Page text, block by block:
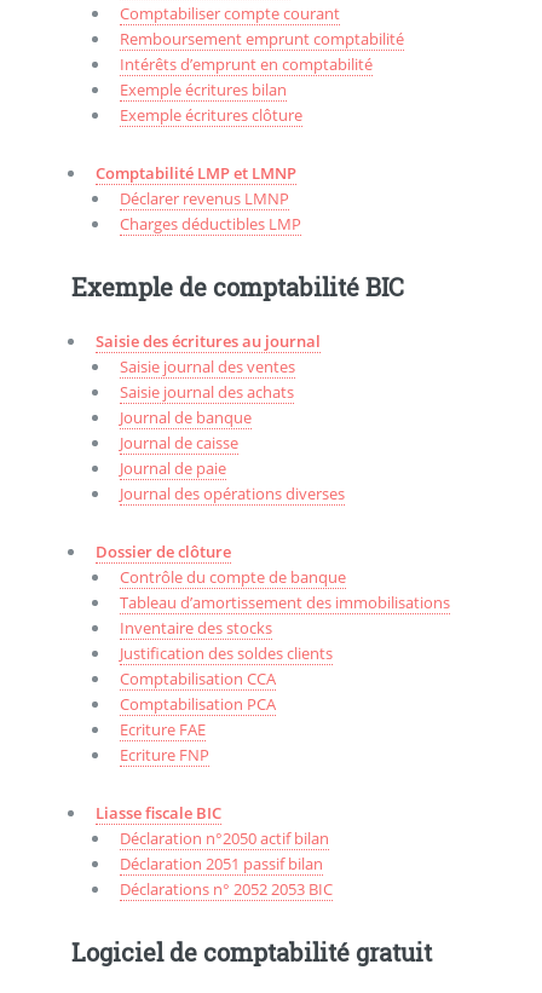
Comptabiliser compte courant
Remboursement emprunt comptabilité
Intérêts d’emprunt en comptabilité
Exemple écritures bilan
Exemple écritures clôture
Comptabilité LMP et LMNP
Déclarer revenus LMNP
Charges déductibles LMP
Exemple de comptabilité BIC
Saisie des écritures au journal
Saisie journal des ventes
Saisie journal des achats
Journal de banque
Journal de caisse
Journal de paie
Journal des opérations diverses
Dossier de clôture
Contrôle du compte de banque
Tableau d’amortissement des immobilisations
Inventaire des stocks
Justification des soldes clients
Comptabilisation CCA
Comptabilisation PCA
Ecriture FAE
Ecriture FNP
Liasse fiscale BIC
Déclaration n°2050 actif bilan
Déclaration 2051 passif bilan
Déclarations n° 2052 2053 BIC
Logiciel de comptabilité gratuit